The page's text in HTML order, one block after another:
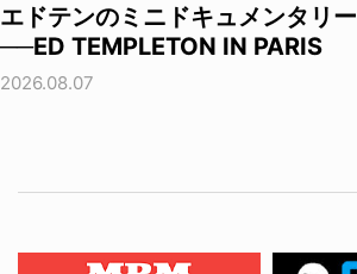
エドテンのミニドキュメンタリー
──ED TEMPLETON IN PARIS
2026.08.07